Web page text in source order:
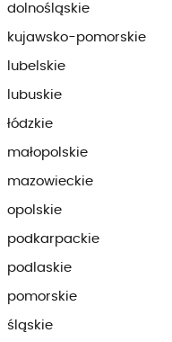
dolnośląskie
kujawsko-pomorskie
lubelskie
lubuskie
łódzkie
małopolskie
mazowieckie
opolskie
podkarpackie
podlaskie
pomorskie
śląskie